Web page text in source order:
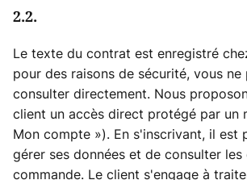
2.2.
Le texte du contrat est enregistré
pour des raisons de sécurité, vous
consulter directement. Nous
client un accès direct protégé par un
Mon compte »). En s'inscrivant, il est
gérer ses données et de consulter les
commande. Le client s'engage à